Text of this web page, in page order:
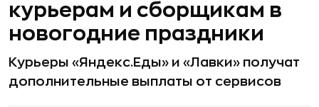
курьерам и сборщикам в
новогодние праздники
Курьеры «Яндекс.Еды» и «Лавки» получат
дополнительные выплаты от сервисов